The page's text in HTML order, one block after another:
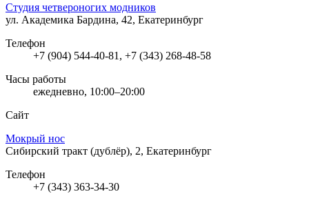
Студия четвероногих модников
ул. Академика Бардина, 42, Екатеринбург
Телефон
+7 (904) 544-40-81, +7 (343) 268-48-58
Часы работы
ежедневно, 10:00–20:00
Сайт
Мокрый нос
Сибирский тракт (дублёр), 2, Екатеринбург
Телефон
+7 (343) 363-34-30